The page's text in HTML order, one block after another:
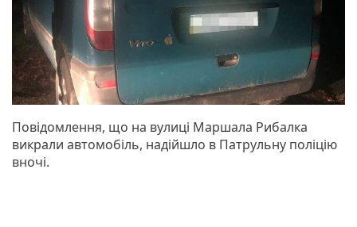
Повідомлення, що на вулиці Маршала Рибалка
викрали автомобіль, надійшло в Патрульну поліцію
вночі.